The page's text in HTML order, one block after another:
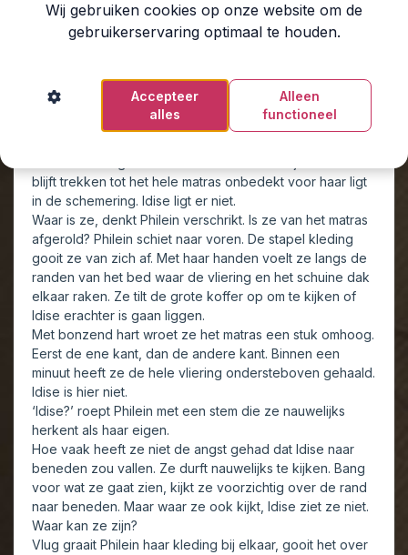
zich aanpassen aan het weinige licht. In haar draai om
terug te keren, zoeken haar ogen naar de contouren
lein het matras op. Het veert diep in onder haar handen
en knieën. Ze buigt zich over de bundel. Ligt ze
blijft trekken tot het hele matras onbedekt voor haar ligt
in de schemering. Idise ligt er niet.
Waar is ze, denkt Philein verschrikt. Is ze van het matras
afgerold? Philein schiet naar voren. De stapel kleding
gooit ze van zich af. Met haar handen voelt ze langs de
randen van het bed waar de vliering en het schuine dak
elkaar raken. Ze tilt de grote koffer op om te kijken of
Idise erachter is gaan liggen.
Met bonzend hart wroet ze het matras een stuk omhoog.
Eerst de ene kant, dan de andere kant. Binnen een
minuut heeft ze de hele vliering ondersteboven gehaald.
Idise is hier niet.
‘Idise?’ roept Philein met een stem die ze nauwelijks
herkent als haar eigen.
Hoe vaak heeft ze niet de angst gehad dat Idise naar
beneden zou vallen. Ze durft nauwelijks te kijken. Bang
voor wat ze gaat zien, kijkt ze voorzichtig over de rand
naar beneden. Maar waar ze ook kijkt, Idise ziet ze niet.
Waar kan ze zijn?
Vlug graait Philein haar kleding bij elkaar, gooit het over
Wij gebruiken cookies op onze website om de
gebruikerservaring optimaal te houden.
Alleen
functioneel
Accepteer
alles